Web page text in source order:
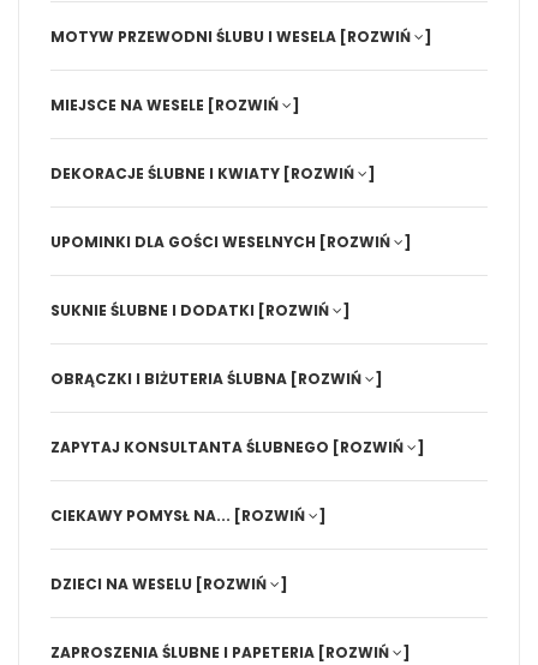
MOTYW PRZEWODNI ŚLUBU I WESELA [ROZWIŃ ]
MIEJSCE NA WESELE [ROZWIŃ ]
DEKORACJE ŚLUBNE I KWIATY [ROZWIŃ ]
UPOMINKI DLA GOŚCI WESELNYCH [ROZWIŃ ]
SUKNIE ŚLUBNE I DODATKI [ROZWIŃ ]
OBRĄCZKI I BIŻUTERIA ŚLUBNA [ROZWIŃ ]
ZAPYTAJ KONSULTANTA ŚLUBNEGO [ROZWIŃ ]
CIEKAWY POMYSŁ NA... [ROZWIŃ ]
DZIECI NA WESELU [ROZWIŃ ]
ZAPROSZENIA ŚLUBNE I PAPETERIA [ROZWIŃ ]